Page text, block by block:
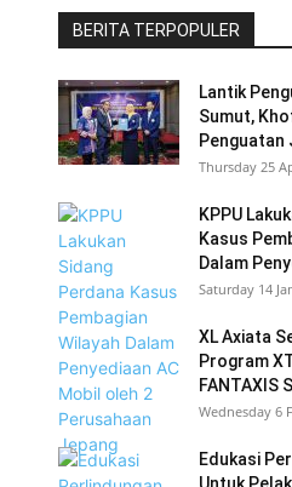
BERITA TERPOPULER
Lantik
Sumut,
Penguatan
Thursday 25
KPPU
Kasus
Dalam
Saturday 14
XL Axiata
Program
FANTAXIS
Wednesday 6
Edukasi